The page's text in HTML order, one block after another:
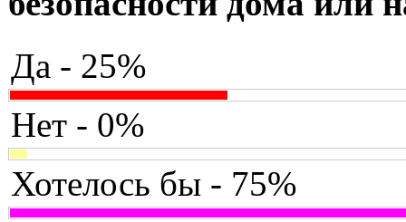
Да - 25%
Нет - 0%
Хотелось бы - 75%